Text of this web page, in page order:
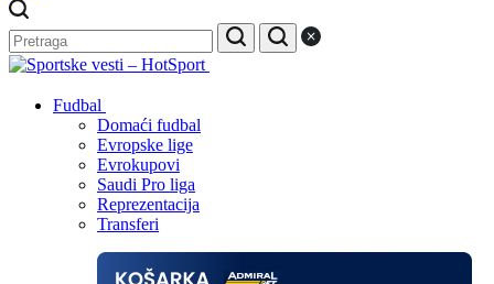
Fudbal
Domaći fudbal
Evropske lige
Evrokupovi
Saudi Pro liga
Reprezentacija
Transferi